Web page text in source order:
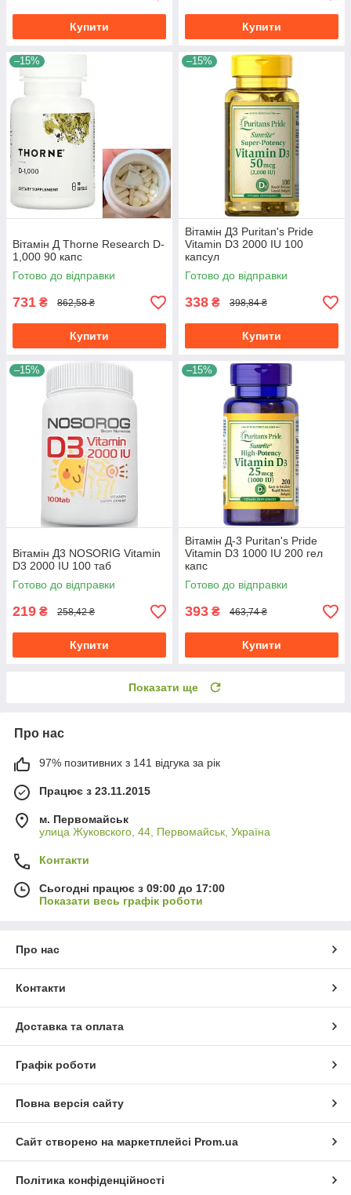
Купити Купити
–15%
Вітамін Д Thorne Research D-
1,000 90 капс
Готово до відправки
731 ₴ 862,58 ₴
Купити
–15%
Вітамін Д3 Puritan's Pride
Vitamin D3 2000 IU 100
капсул
Готово до відправки
338 ₴ 398,84 ₴
Купити
–15%
Вітамін Д3 NOSORIG Vitamin
D3 2000 IU 100 таб
Готово до відправки
219 ₴ 258,42 ₴
Купити
–15%
Вітамін Д-3 Puritan's Pride
Vitamin D3 1000 IU 200 гел
капс
Готово до відправки
393 ₴ 463,74 ₴
Купити
Показати ще
Про нас
97% позитивних з 141 відгука за рік
Працює з 23.11.2015
м. Первомайськ
улица Жуковского, 44, Первомайськ, Україна
Контакти
Сьогодні працює з 09:00 до 17:00
Показати весь графік роботи
Про нас
Контакти
Доставка та оплата
Графік роботи
Повна версія сайту
Сайт створено на маркетплейсі Prom.ua
Політика конфіденційності